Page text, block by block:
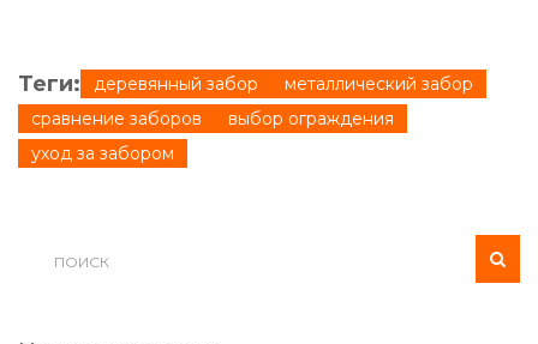
Теги: деревянный забор
металлический забор
сравнение заборов
выбор ограждения
уход за забором